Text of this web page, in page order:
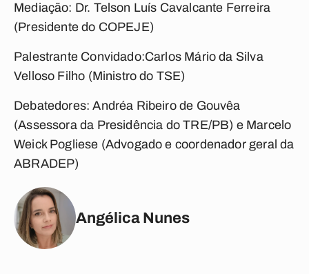
Mediação: Dr. Telson Luís Cavalcante Ferreira
(Presidente do COPEJE)
Palestrante Convidado:Carlos Mário da Silva
Velloso Filho (Ministro do TSE)
Debatedores: Andréa Ribeiro de Gouvêa
(Assessora da Presidência do TRE/PB) e Marcelo
Weick Pogliese (Advogado e coordenador geral da
ABRADEP)
Angélica Nunes